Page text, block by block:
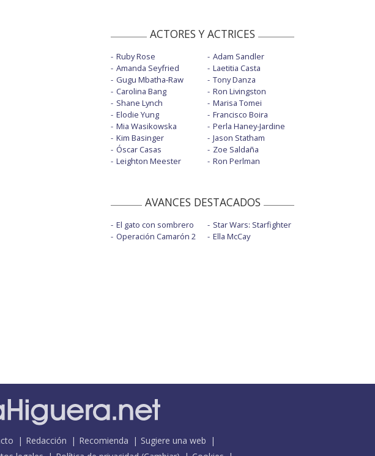
ACTORES Y ACTRICES
Ruby Rose
Amanda Seyfried
Gugu Mbatha-Raw
Carolina Bang
Shane Lynch
Elodie Yung
Mia Wasikowska
Kim Basinger
Óscar Casas
Leighton Meester
Adam Sandler
Laetitia Casta
Tony Danza
Ron Livingston
Marisa Tomei
Francisco Boira
Perla Haney-Jardine
Jason Statham
Zoe Saldaña
Ron Perlman
AVANCES DESTACADOS
El gato con sombrero
Operación Camarón 2
Star Wars: Starfighter
Ella McCay
Redacción Recomienda
Sugiere una web